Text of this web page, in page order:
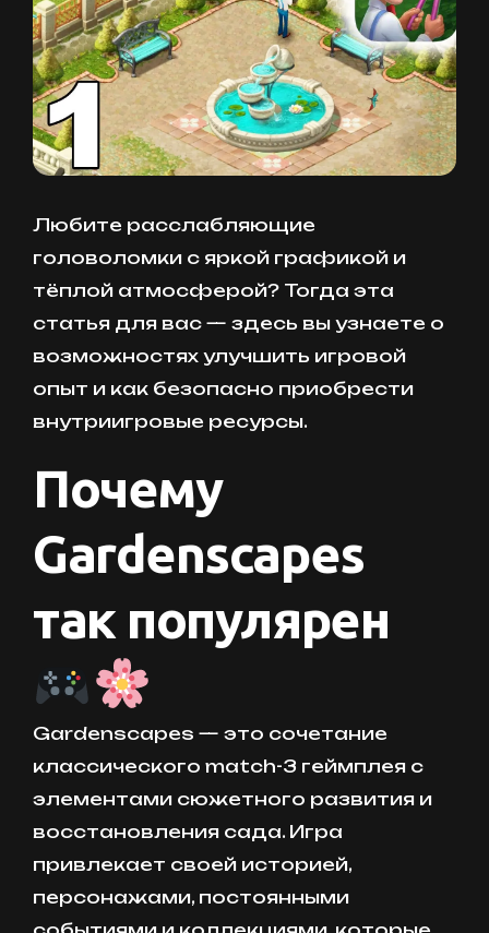
Любите расслабляющие
головоломки с яркой графикой и
тёплой атмосферой? Тогда эта
статья для вас — здесь вы узнаете о
возможностях улучшить игровой
опыт и как безопасно приобрести
внутриигровые ресурсы.
Почему
Gardenscapes
так популярен
Gardenscapes — это сочетание
классического match-3 геймплея с
элементами сюжетного развития и
восстановления сада. Игра
привлекает своей историей,
персонажами, постоянными